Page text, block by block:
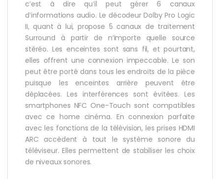
c’est à dire qu’il peut gérer 6 canaux
d’informations audio. Le décodeur Dolby Pro Logic
II, quant à lui, propose 5 canaux de traitement
Surround à partir de n’importe quelle source
stéréo. Les enceintes sont sans fil, et pourtant,
elles offrent une connexion impeccable. Le son
peut être porté dans tous les endroits de la pièce
puisque les enceintes arrière peuvent être
déplacées. Les interférences sont évitées. Les
smartphones NFC One-Touch sont compatibles
avec ce home cinéma. En connexion parfaite
avec les fonctions de la télévision, les prises HDMI
ARC accèdent à tout le système sonore du
téléviseur. Elles permettent de stabiliser les choix
de niveaux sonores.